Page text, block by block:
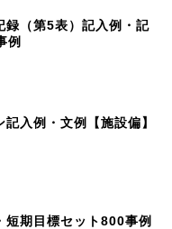
録（第5表）記入例・記
例
記入例・文例【施設偏】
短期目標セット800事例